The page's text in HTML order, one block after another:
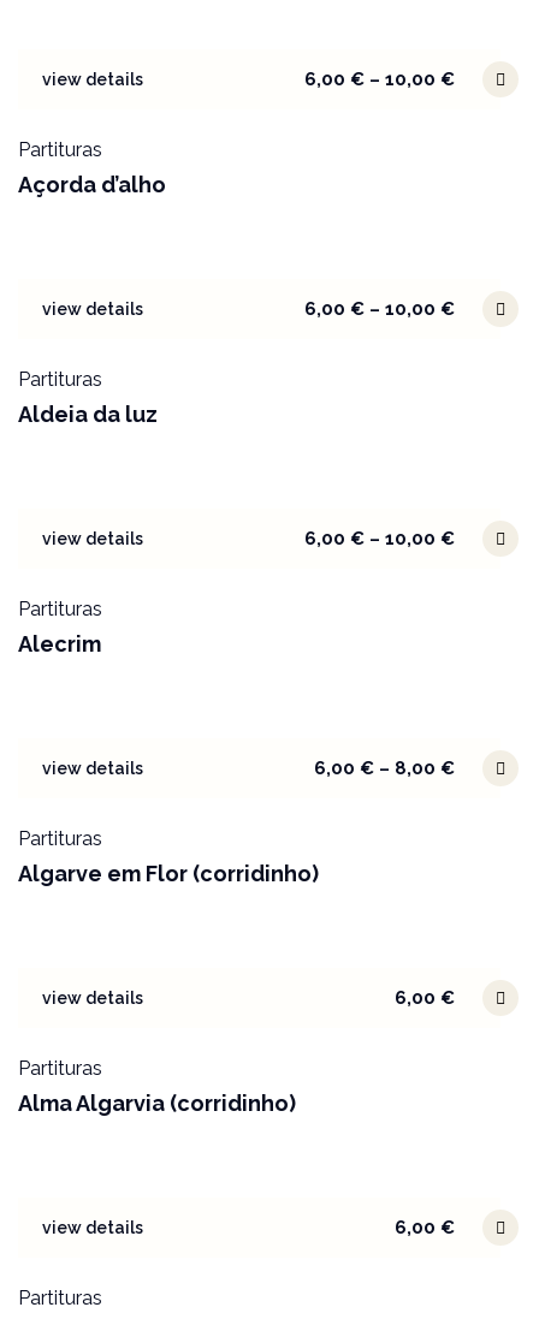
view details 6,00 €– 10,00 €
Partituras
Açorda d’alho
view details 6,00 €– 10,00 €
Partituras
Aldeia da luz
view details 6,00 €– 10,00 €
Partituras
Alecrim
view details 6,00 €– 8,00 €
Partituras
Algarve em Flor (corridinho)
view details 6,00 €
Partituras
Alma Algarvia (corridinho)
view details 6,00 €
Partituras